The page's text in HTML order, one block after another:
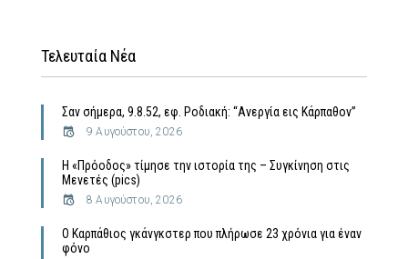
Τελευταία Νέα
Σαν σήμερα, 9.8.52, εφ. Ροδιακή: “Ανεργία εις Κάρπαθον”
9 Αυγούστου, 2026
Η «Πρόοδος» τίμησε την ιστορία της – Συγκίνηση στις
Μενετές (pics)
8 Αυγούστου, 2026
Ο Καρπάθιος γκάνγκστερ που πλήρωσε 23 χρόνια για έναν
φόνο